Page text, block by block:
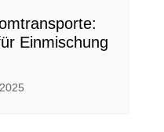
Einmischung